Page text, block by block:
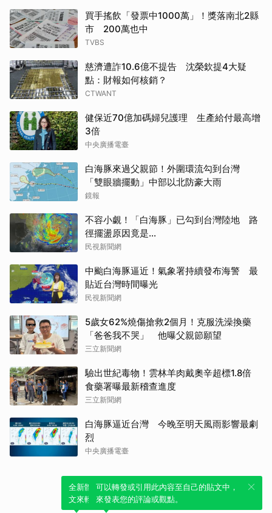
買手搖飲「發票中1000萬」！獎落南北2縣
市 200萬也中
TVBS
慈濟遭詐10.6億不提告 沈榮欽提4大疑
點：財報如何核銷？
CTWANT
健保近70億加碼婦兒護理 生產給付最高增
3倍
中央廣播電臺
白海豚來過父親節！外圍環流勾到台灣
「雙眼牆擺動」中部以北防豪大雨
鏡報
不容小覷！「白海豚」已勾到台灣陸地 路
徑擺盪原因竟是...
民視新聞網
中颱白海豚逼近！氣象署持續發布海警 最
貼近台灣時間曝光
民視新聞網
5歲女62%燒傷搶救2個月！克服洗澡換藥
「爸爸我不哭」 他曝父親節願望
三立新聞網
驗出世紀毒物！雲林羊肉戴奧辛超標1.8倍
食藥署曝最新稽查進度
三立新聞網
白海豚逼近台灣 今晚至明天風雨影響最劇
烈
中央廣播電臺
全新體驗！一鍵引用此內容，透過發布貼
文來輕鬆表達個人立場。
可以轉發或引用此內容至自己的貼文中，
來發表您的評論或觀點。